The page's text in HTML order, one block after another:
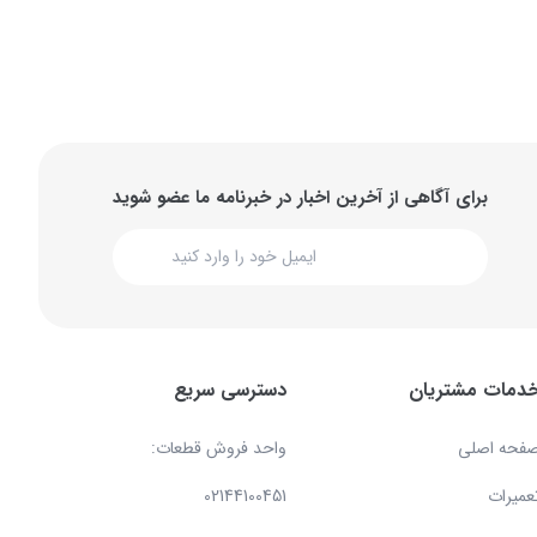
برای آگاهی از آخرین اخبار در خبرنامه ما عضو شوید
مشتریان
اصلی
دسترسی سریع
واحد فروش قطعات:
02144100451